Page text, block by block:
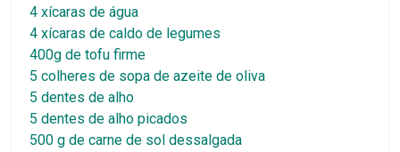
4 xícaras de água
4 xícaras de caldo de legumes
400g de tofu firme
5 colheres de sopa de azeite de oliva
5 dentes de alho
5 dentes de alho picados
500 g de carne de sol dessalgada